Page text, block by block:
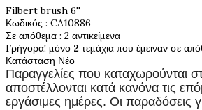
Filbert brush 6''
Κωδικός : CA10886
Σε απόθεμα : 2 αντικείμενα
Γρήγορα! μόνο 2 τεμάχια που έμειναν σε
Κατάσταση Νέο
Παραγγελίες που καταχωρούνται
αποστέλλονται κατά κανόνα τις
εργάσιμες ημέρες. Οι παραδόσεις